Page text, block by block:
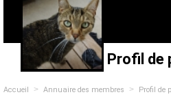
Profil de
Accueil > Annuaire des membres > Profil de